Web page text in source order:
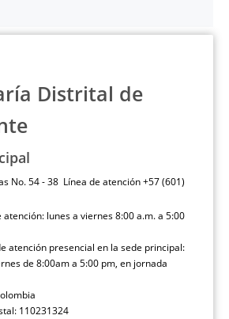
Distrital de
No. 54 - 38 Línea de atención +57 (601)
atención: lunes a viernes 8:00 a.m. a 5:00
atención presencial en la sede principal:
de 8:00am a 5:00 pm, en jornada
110231324